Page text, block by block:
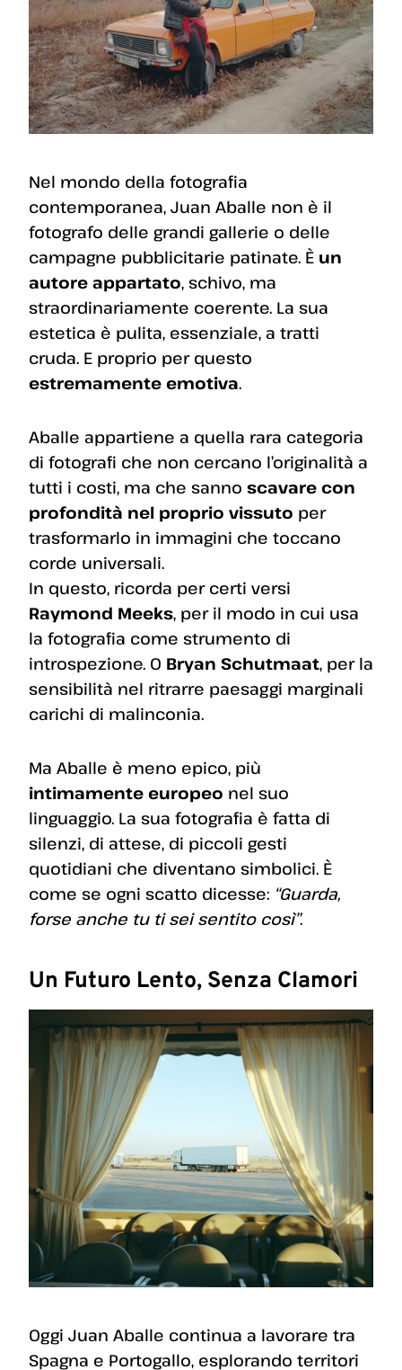
Nel mondo della fotografia
contemporanea, Juan Aballe non è il
fotografo delle grandi gallerie o delle
campagne pubblicitarie patinate. È un
autore appartato, schivo, ma
straordinariamente coerente. La sua
estetica è pulita, essenziale, a tratti
cruda. E proprio per questo
estremamente emotiva.
Aballe appartiene a quella rara categoria
di fotografi che non cercano l’originalità a
tutti i costi, ma che sanno scavare con
profondità nel proprio vissuto per
trasformarlo in immagini che toccano
corde universali.
In questo, ricorda per certi versi
Raymond Meeks, per il modo in cui usa
la fotografia come strumento di
introspezione. O Bryan Schutmaat, per la
sensibilità nel ritrarre paesaggi marginali
carichi di malinconia.
Ma Aballe è meno epico, più
intimamente europeo nel suo
linguaggio. La sua fotografia è fatta di
silenzi, di attese, di piccoli gesti
quotidiani che diventano simbolici. È
come se ogni scatto dicesse: “Guarda,
forse anche tu ti sei sentito così”.
Un Futuro Lento, Senza Clamori
Oggi Juan Aballe continua a lavorare tra
Spagna e Portogallo, esplorando territori